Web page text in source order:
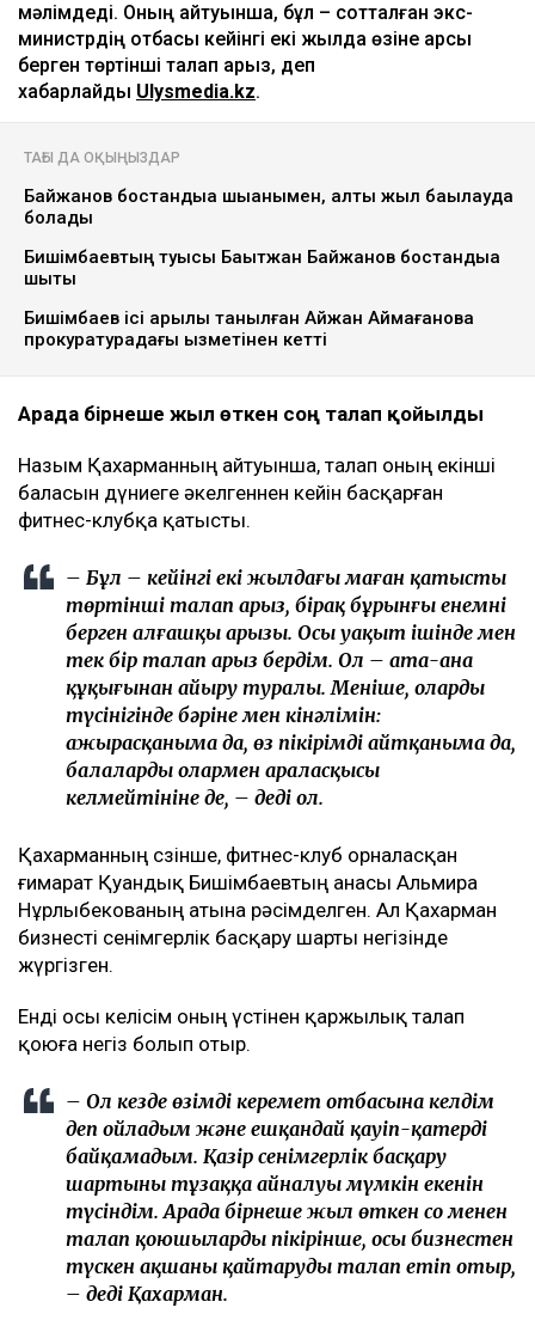
мәлімдеді. Оның айтуынша, бұл – сотталған экс-
министрдің отбасы кейінгі екі жылда өзіне қарсы
берген төртінші талап арыз, деп
хабарлайды Ulysmedia.kz.
ТАҒЫ ДА ОҚЫҢЫЗДАР
Байжанов бостандыққа шыққанымен, алты жыл бақылауда
болады
Бишімбаевтың туысы Бақытжан Байжанов бостандыққа
шықты
Бишімбаев ісі арқылы танылған Айжан Аймағанова
прокуратурадағы қызметінен кетті
Арада бірнеше жыл өткен соң талап қойылды
Назым Қахарманның айтуынша, талап оның екінші
баласын дүниеге әкелгеннен кейін басқарған
фитнес-клубқа қатысты.
– Бұл – кейінгі екі жылдағы маған қатысты
төртінші талап арыз, бірақ бұрынғы енемнің
берген алғашқы арызы. Осы уақыт ішінде мен
тек бір талап арыз бердім. Ол – ата-ана
құқығынан айыру туралы. Меніңше, олардың
түсінігінде бәріне мен кінәлімін:
ажырасқаныма да, өз пікірімді айтқаныма да,
балалардың олармен араласқысы
келмейтініне де, – деді ол.
Қахарманның сөзінше, фитнес-клуб орналасқан
ғимарат Қуандық Бишімбаевтың анасы Альмира
Нұрлыбекованың атына рәсімделген. Ал Қахарман
бизнесті сенімгерлік басқару шарты негізінде
жүргізген.
Енді осы келісім оның үстінен қаржылық талап
қоюға негіз болып отыр.
– Ол кезде өзімді керемет отбасына келдім
деп ойладым және ешқандай қауіп-қатерді
байқамадым. Қазір сенімгерлік басқару
шартының тұзаққа айналуы мүмкін екенін
түсіндім. Арада бірнеше жыл өткен соң менен
талап қоюшылардың пікірінше, осы бизнестен
түскен ақшаны қайтаруды талап етіп отыр,
– деді Қахарман.